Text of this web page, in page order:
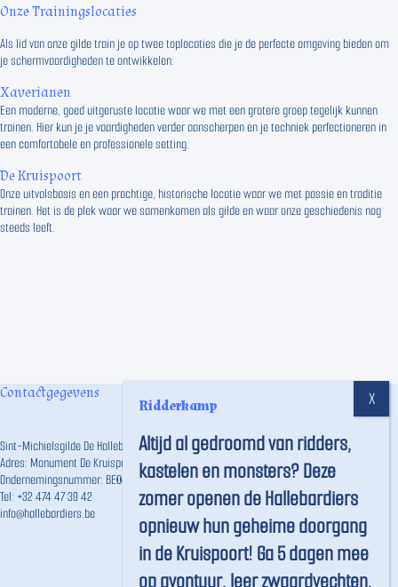
Onze Trainingslocaties
Als lid van onze gilde train je op twee toplocaties die je de perfecte omgeving bieden om
je schermvaardigheden te ontwikkelen:
Xaverianen
Een moderne, goed uitgeruste locatie waar we met een grotere groep tegelijk kunnen
trainen. Hier kun je je vaardigheden verder aanscherpen en je techniek perfectioneren in
een comfortabele en professionele setting.
De Kruispoort
Onze uitvalsbasis en een prachtige, historische locatie waar we met passie en traditie
trainen. Het is de plek waar we samenkomen als gilde en waar onze geschiedenis nog
steeds leeft.
Contactgegevens
Sint-Michielsgilde De Hallebardiers vzw
Adres: Monument De Kruispoort, Langestraat 191, 8000 Brugge
Ondernemingsnummer: BE0457.746.859
Tel: +32 474 47 39 42
info@hallebardiers.be
Ridderkamp
Altijd al gedroomd van ridders,
kastelen en monsters? Deze
zomer openen de Hallebardiers
opnieuw hun geheime doorgang
in de Kruispoort! Ga 5 dagen mee
op avontuur, leer zwaardvechten,